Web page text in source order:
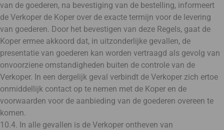
van de goederen, na bevestiging van de bestelling, informeert
de Verkoper de Koper over de exacte termijn voor de levering
van goederen. Door het bevestigen van deze Regels, gaat de
Koper ermee akkoord dat, in uitzonderlijke gevallen, de
presentatie van goederen kan worden vertraagd als gevolg van
onvoorziene omstandigheden buiten de controle van de
Verkoper. In een dergelijk geval verbindt de Verkoper zich ertoe
onmiddellijk contact op te nemen met de Koper en de
voorwaarden voor de aanbieding van de goederen overeen te
komen.
10.4. In alle gevallen is de Verkoper ontheven van